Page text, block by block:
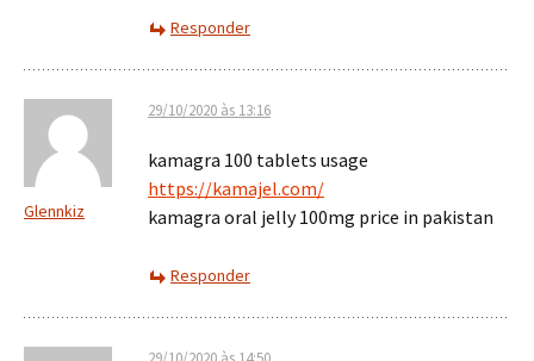
Responder
Glennkiz
29/10/2020 às 13:16
kamagra 100 tablets usage
https://kamajel.com/
kamagra oral jelly 100mg price in pakistan
Responder